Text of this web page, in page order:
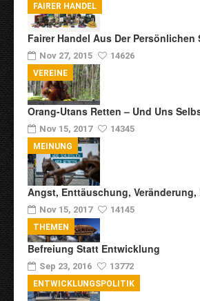
Fairer Handel Aus Der
Nov 27, 2015 14626
FAIRER HANDEL
Orang-Utans Retten – Und Uns
Nov 15, 2017 14345
VEREINE
Angst, Enttäuschung,
Nov 15, 2017 14145
MEINUNG
Befreiung Statt Entwicklung
Sep 23, 2016 13772
THEMEN
ENTWICKLUNGSPOLITIK